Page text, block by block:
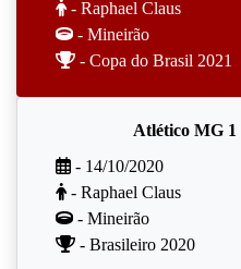
- Raphael Claus
- Mineirão
- Copa do Brasil 2021
Atlético MG 1
- 14/10/2020
- Raphael Claus
- Mineirão
- Brasileiro 2020